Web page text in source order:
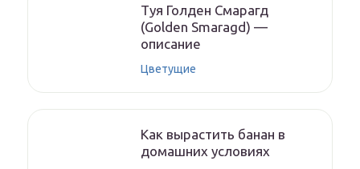
Туя Голден Смарагд
(Golden Smaragd) —
описание
Цветущие
Как вырастить банан в
домашних условиях